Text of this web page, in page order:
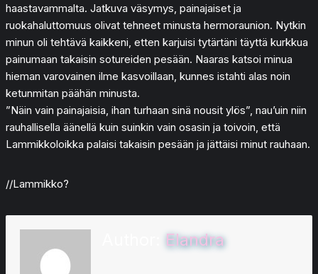
haastavammalta. Jatkuva väsymys, painajaiset ja
ruokahaluttomuus olivat tehneet minusta hermoraunion. Nytkin
minun oli tehtävä kaikkeni, etten karjuisi tytärtäni täyttä kurkkua
painumaan takaisin sotureiden pesään. Naaras katsoi minua
hieman varovainen ilme kasvoillaan, kunnes istahti alas noin
ketunmitan päähän minusta.
”Näin vain painajaisia, ihan turhaan sinä nousit ylös”, nau’uin niin
rauhallisella äänellä kuin suinkin vain osasin ja toivoin, että
Lammikkoloikka palaisi takaisin pesään ja jättäisi minut rauhaan.
//Lammikko?
Elandra